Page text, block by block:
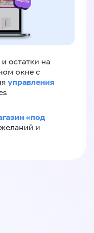
остатки на
окне с
управления
«‎под
и